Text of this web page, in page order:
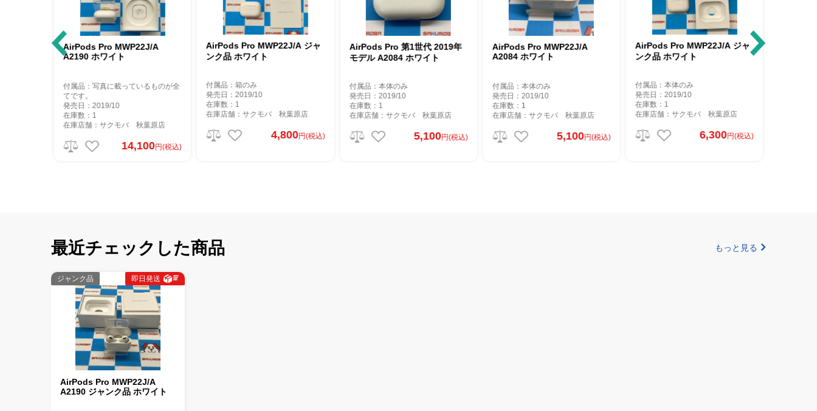
AirPods Pro MWP22J/A
A2190 ホワイト
付属品：写真に載っているものが全
てです。
発売日：2019/10
在庫数：1
在庫店舗：サクモバ 秋葉原店
14,100円(税込)
AirPods Pro MWP22J/A ジャ
ンク品 ホワイト
付属品：箱のみ
発売日：2019/10
在庫数：1
在庫店舗：サクモバ 秋葉原店
4,800円(税込)
AirPods Pro 第1世代 2019年
モデル A2084 ホワイト
付属品：本体のみ
発売日：2019/10
在庫数：1
在庫店舗：サクモバ 秋葉原店
5,100円(税込)
AirPods Pro MWP22J/A
A2084 ホワイト
付属品：本体のみ
発売日：2019/10
在庫数：1
在庫店舗：サクモバ 秋葉原店
5,100円(税込)
AirPods Pro MWP22J/A ジャ
ンク品 ホワイト
付属品：本体のみ
発売日：2019/10
在庫数：1
在庫店舗：サクモバ 秋葉原店
6,300円(税込)
最近チェックした商品 もっと見る
ジャンク品 即日発送
AirPods Pro MWP22J/A
A2190 ジャンク品 ホワイト